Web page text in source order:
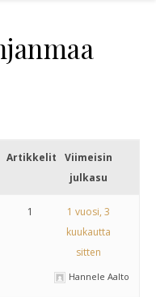
Artikkelit
Viimeisin
julkasu
1
1 vuosi, 3
kuukautta
sitten
Hannele Aalto